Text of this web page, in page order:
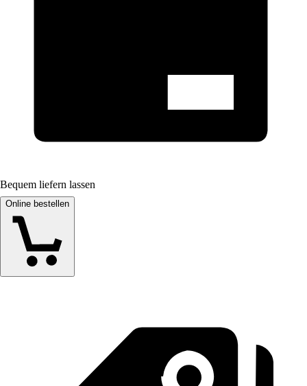
Bequem liefern lassen
Online bestellen